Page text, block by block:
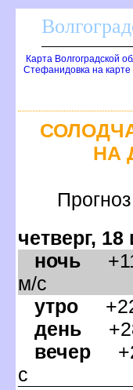
Карта Волгоградской
Стефанидовка на карте
НА
четверг,
ночь
м/с
утро
день
ечер
с